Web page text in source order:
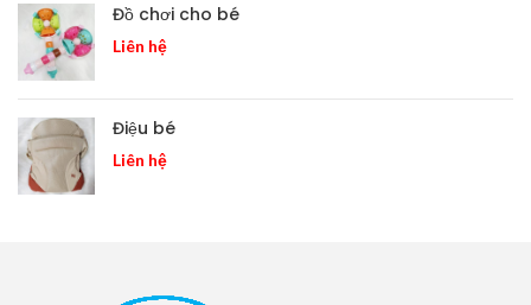
Đồ chơi cho bé
Liên hệ
Điệu bé
Liên hệ